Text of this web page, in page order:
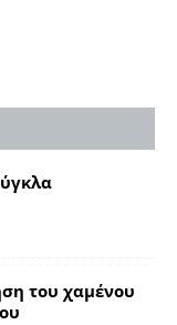
του χαμένου